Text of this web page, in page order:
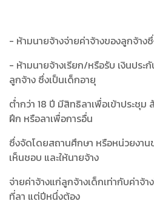
- ห้ามนายจ้างจ่ายค่าจ้างของลูกจ้า
- ห้ามนายจ้างเรียก/หรือรับ เงินประ
ลูกจ้าง ซึ่งเป็นเด็กอายุ
ต่ำกว่า 18 ปี มีสิทธิลาเพื่อเข้าประชุ
ฝึก หรือลาเพื่อการอื่น
ซึ่งจัดโดยสถานศึกษา หรือหน่วยงา
เห็นชอบ และให้นายจ้าง
จ่ายค่าจ้างแก่ลูกจ้างเด็กเท่ากับค่าจ้า
ที่ลา แต่ปีหนึ่งต้อง